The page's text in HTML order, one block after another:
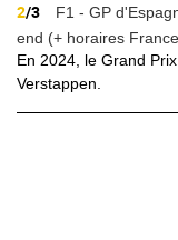
2/3
F1 - GP
end (+ horaires
En 2024, le Grand
Verstappen.